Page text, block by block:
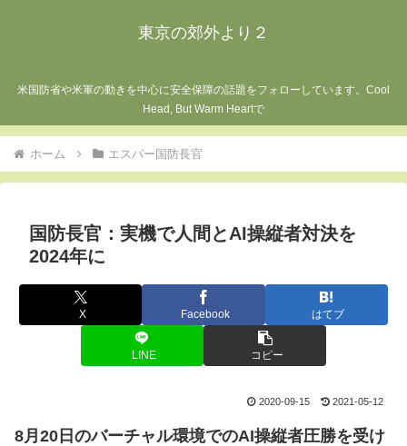
東京の郊外より２
米国防省や米軍の動きを中心に安全保障の話題をフォローしています。Cool
Head, But Warm Heartで
ホーム エスパー国防長官
国防長官：実機で人間とAI操縦者対決を
2024年に
X Facebook はてブ
LINE コピー
2020-09-15 2021-05-12
8月20日のバーチャル環境でのAI操縦者圧勝を受け